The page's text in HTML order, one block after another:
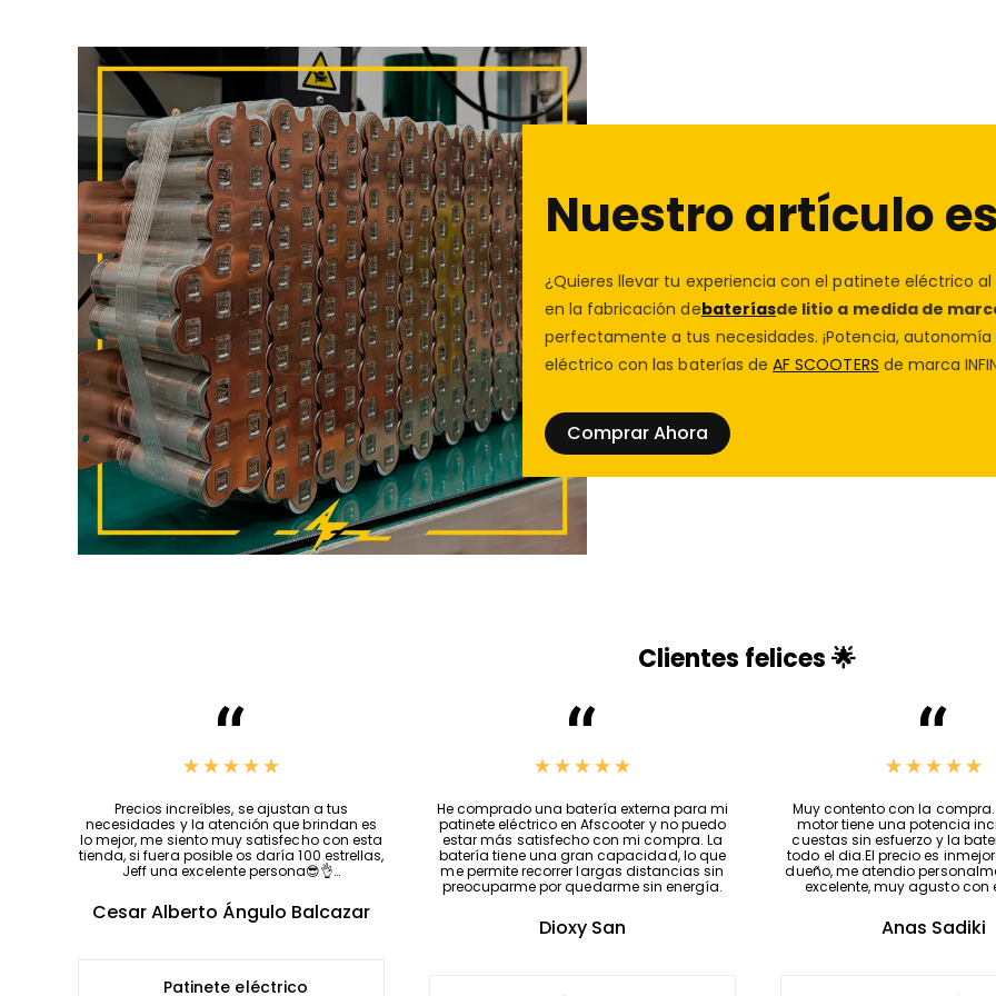
este sistema esreversible
permanentes. EnAF
eléctricofiables y
✨ ¿Por qué elegir
🔧Instalación fácil y
accesorio forma
AF SCOOTERS
repuesto patinete
recambios patinete
patinete eléctricopara
Nuestro artículo
¿Quieres llevar tu experiencia con el patinete eléctrico al
en la fabricación debateríasde litio a medida de
perfectamente a tus necesidades. ¡Potencia,
eléctrico con las baterías deAF SCOOTERS de marca
Comprar Ahora
Clientes felices 🌟
Precios increíbles, se ajustan a tus
necesidades y la atención que brindan es
lo mejor, me siento muy satisfecho con esta
tienda, si fuera posible os daría 100 estrellas,
Jeff una excelente persona😎👌…
Cesar Alberto Ángulo Balcazar
Patinete eléctrico
He comprado una batería externa para mi
patinete eléctrico en Afscooter y no puedo
estar más satisfecho con mi compra. La
batería tiene una gran capacidad, lo que
me permite recorrer largas distancias sin
preocuparme por quedarme sin energía.
Dioxy San
Muy contento con la compra.
motor tiene una potencia
cuestas sin esfuerzo y la
todo el dia.El precio es
dueño, me atendio
excelente, muy agusto con
Anas Sadiki